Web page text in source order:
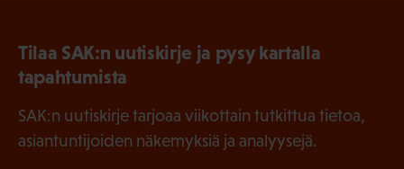
Tilaa SAK:n uutiskirje ja pysy kartalla
tapahtumista
SAK:n uutiskirje tarjoaa viikottain tutkittua tietoa,
asiantuntijoiden näkemyksiä ja analyysejä.